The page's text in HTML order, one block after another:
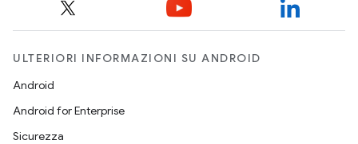
ULTERIORI INFORMAZIONI SU ANDROID
Android
Android for Enterprise
Sicurezza